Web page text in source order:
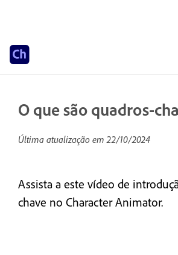
O que são quadros-
Última atualização em22/10/2024
Assista a este vídeo de
chave no Character Animator.